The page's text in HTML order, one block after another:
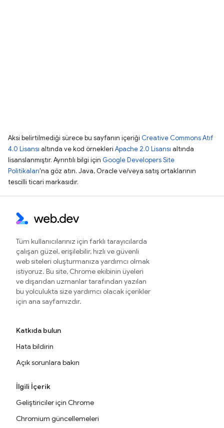
Aksi belirtilmediği sürece bu sayfanın içeriği Creative Commons Atıf
4.0 Lisansı altında ve kod örnekleri Apache 2.0 Lisansı altında
lisanslanmıştır. Ayrıntılı bilgi için Google Developers Site
Politikaları'na göz atın. Java, Oracle ve/veya satış ortaklarının
tescilli ticari markasıdır.
Tüm kullanıcılarınız için farklı tarayıcılarda
çalışan güzel, erişilebilir, hızlı ve güvenli
web siteleri oluşturmanıza yardımcı olmak
istiyoruz. Bu site, Chrome ekibinin üyeleri
ve dışarıdan uzmanlar tarafından yazılan
bu yolculukta size yardımcı olacak içerikler
için ana sayfamızdır.
Katkıda bulun
Hata bildirin
Açık sorunlara bakın
İlgili İçerik
Geliştiriciler için Chrome
Chromium güncellemeleri